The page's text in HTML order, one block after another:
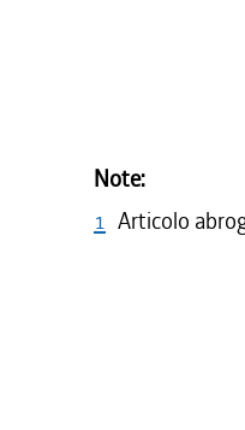
Note:
1 Articolo